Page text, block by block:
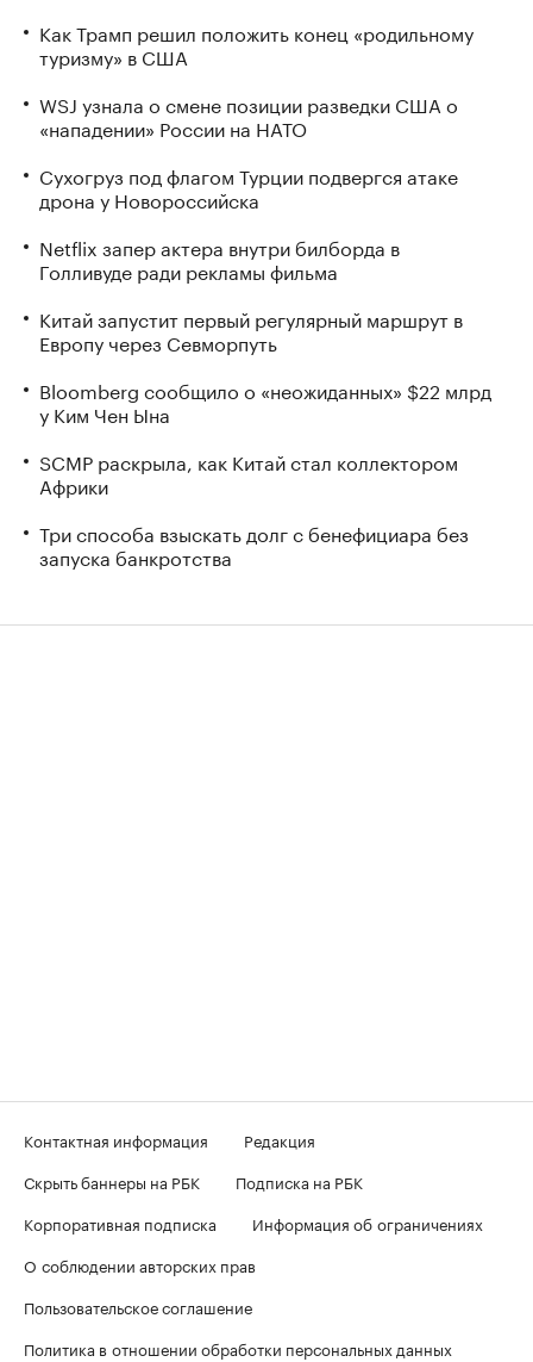
Как Трамп решил положить конец «родильному
туризму» в США
WSJ узнала о смене позиции разведки США о
«нападении» России на НАТО
Сухогруз под флагом Турции подвергся атаке
дрона у Новороссийска
Netflix запер актера внутри билборда в
Голливуде ради рекламы фильма
Китай запустит первый регулярный маршрут в
Европу через Севморпуть
Bloomberg сообщило о «неожиданных» $22 млрд
у Ким Чен Ына
SCMP раскрыла, как Китай стал коллектором
Африки
Три способа взыскать долг с бенефициара без
запуска банкротства
Контактная информация
Редакция
Скрыть баннеры на РБК
Подписка на РБК
Корпоративная подписка
Информация об ограничениях
О соблюдении авторских прав
Пользовательское соглашение
Политика в отношении обработки персональных данных